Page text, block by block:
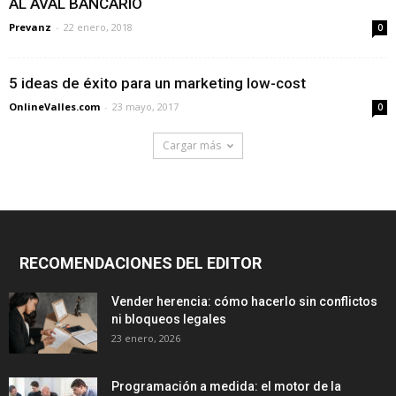
Prevanz - 22 enero, 2018 0
5 ideas de éxito para un marketing low-cost
OnlineValles.com - 23 mayo, 2017 0
Cargar más
RECOMENDACIONES DEL EDITOR
Vender herencia: cómo hacerlo sin conflictos
ni bloqueos legales
23 enero, 2026
Programación a medida: el motor de la